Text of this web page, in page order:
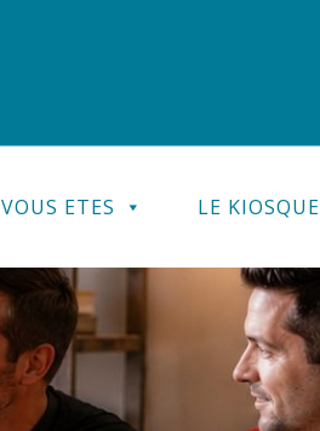
VOUS ETES LE KIOSQUE